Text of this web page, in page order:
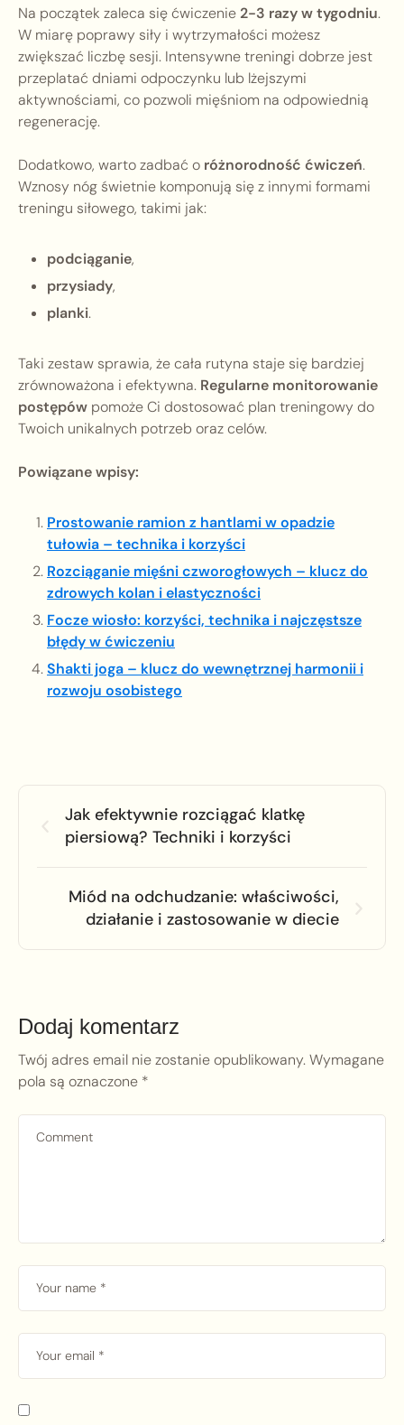
Na początek zaleca się ćwiczenie2-3 razy w tygodniu.
W miarę poprawy siły i wytrzymałości możesz
zwiększać liczbę sesji. Intensywne treningi dobrze jest
przeplatać dniami odpoczynku lub lżejszymi
aktywnościami, co pozwoli mięśniom na odpowiednią
regenerację.
Dodatkowo, warto zadbać o różnorodność ćwiczeń.
Wznosy nóg świetnie komponują się z innymi formami
treningu siłowego, takimi jak:
podciąganie,
przysiady,
planki.
Taki zestaw sprawia, że cała rutyna staje się bardziej
zrównoważona i efektywna. Regularne monitorowanie
postępów pomoże Ci dostosować plan treningowy do
Twoich unikalnych potrzeb oraz celów.
Powiązane wpisy:
Prostowanie ramion z hantlami w opadzie
tułowia – technika i korzyści
Rozciąganie mięśni czworogłowych – klucz do
zdrowych kolan i elastyczności
Focze wiosło: korzyści, technika i najczęstsze
błędy w ćwiczeniu
Shakti joga – klucz do wewnętrznej harmonii i
rozwoju osobistego
Jak efektywnie rozciągać klatkę
piersiową? Techniki i korzyści
Miód na odchudzanie: właściwości,
działanie i zastosowanie w diecie
Dodaj komentarz
Twój adres email nie zostanie opublikowany.Wymagane
pola są oznaczone *